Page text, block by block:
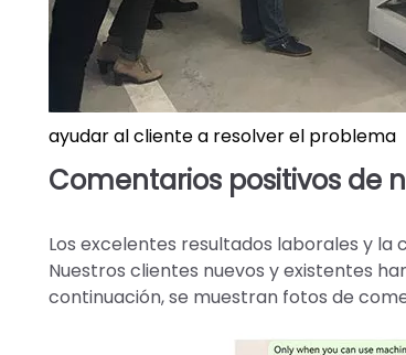
ayudar al cliente a resolver el problema
Comentarios positivos de
Los excelentes resultados laborales y la
Nuestros clientes nuevos y existentes
continuación, se muestran fotos de